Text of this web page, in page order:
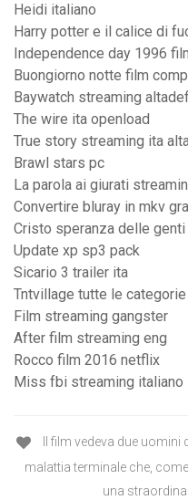
Heidi italiano
Harry potter e il calice di
Independence day 1996
Buongiorno notte film
Baywatch streaming
The wire ita openload
True story streaming ita
Brawl stars pc
La parola ai giurati
Convertire bluray in mkv
Cristo speranza delle
Update xp sp3 pack
Sicario 3 trailer ita
Tntvillage tutte le categorie
Film streaming gangster
After film streaming eng
Rocco film 2016 netflix
Miss fbi streaming italiano
Il film vedeva due
malattia terminale che,
una